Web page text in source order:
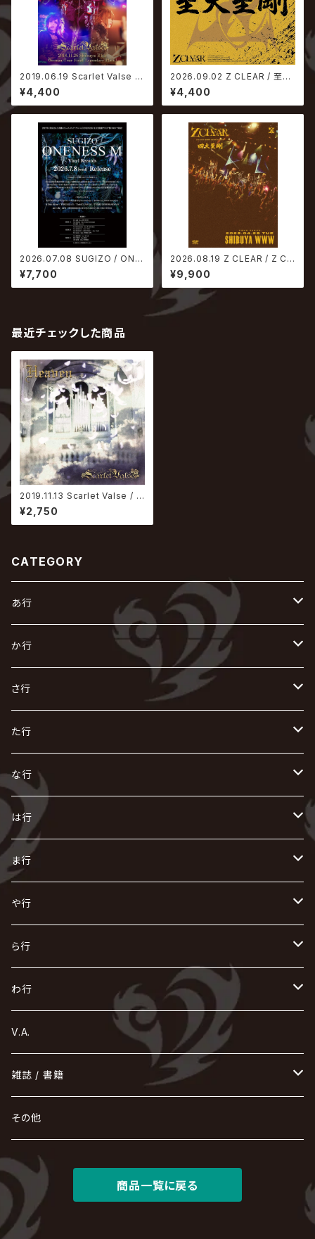
2019.06.19 Scarlet Valse /
2018.11.26 Shibuya REX On
eman Tour Final Legendar
y Place
¥4,400
2026.09.02 Z CLEAR / 至大
至剛【2ndプレス】
¥4,400
2026.07.08 SUGIZO / ONE
NESS M【生産限定アナログ盤】
¥7,700
2026.08.19 Z CLEAR / Z CL
EAR 5大都市 ONEMAN TOU
R 『四大至剛』 TOUR FINAL a
t SHIBUYA WWW 2026.04.
28
¥9,900
最近チェックした商品
2019.11.13 Scarlet Valse / H
eaven
¥2,750
CATEGORY
あ行
あ
R指定
AIOLIN
AKIHIDE
ACME / アクメ
Azavana
Acid Black Cherry
アリス九號. / ALICE NINE. / A9
有村竜太朗
い
IKUO
exist†trace
生熊耕治
Initial'L
色々な十字架
168 / 葵-168-
う
VIRGE / ヴァージュ
Waive
Versailles
え
ACE OF SPADES
X JAPAN
お
AURORIZE
OFIAM
か行
か
怪人二十面奏
Kαin
GACKT
the GazettE
GOTCHAROCKA
cali≠gari
河村隆一
き
KISAKI
キズ
KIRITO / キリト
己龍
く
Crack6
グラビティ
黒夢
け
[ kei ] / 圭
仮病
こ
GOATBED
ゴールデンボンバー
さ行
さ
ザアザア
The THIRTEEN
Psycho le Cému
XANVALA
し
Zeke Deux
Z CLEAR
ジグソウ
シド
JAKIGAN MEISTER
Chanty
す
Z CLEAR
超ジャシー
SPLENDID GOD GIRAFFE
SLAPSLY / CHIYU
せ
ゼラ
零[Hz]
そ
SOPHIA
ZOMBIE / ぞんび
た行
た
DASEIN
DAIGO
逹瑯
DAVID / SUI / 縁
DARRELL
ち
CHAQLA.
つ
て
D
DIAURA
DEXCORE
TAKE NO BREAK
と
東京花嫁
Tourbillon
Dolly
TЯicKY
な行
な
NIGHTMARE
NAZARE
に
NiEL
NICOLAS
ぬ
nurié
ね
NETH PRIERE CAIN
NEVERLAND
の
NoGoD
NOCTURNAL BLOODLUST
は行
は
heidi.
H.U.G
薔薇の宮殿
BAROQUE
ひ
HERO
美炎-BIEN-
HIDE-ZOU
ビバラッシュ
ふ
Far East Dizain
Fatüm
Plastic Tree
Frantic EMIRY
へ
BabyKingdom
THE BEETHOVEN
HELLBROTH / ヘルブロス
The Benjamin
ほ
POIDOL
HOLLOWGRAM
ま行
ま
THE MICRO HEAD 4N'S
MAO / マオ from SID
マツタケワークス
摩天楼オペラ
み
未完成アリス
ミスイ
美良政次
MIRAGE
む
MUCC / ムック
め
メトロノーム
MERRY / メリー
も
THE MORTAL
MORRIE
最上川司
や行
や
ヤミテラ / 外道反逆者ヤミテラ
ゆ
YUKIYA / 藤田幸也
ユナイト
よ
ら行
ら
rice
Rides In ReVellion
La'veil MizeriA
LAB.THE BASEMENT / ラボ ザ ベヰスメント
り
Leetspeak monsters
Ricky
RENAME
LIBRAVEL / リブラヴェル
る
Ruiza
LUNA SEA
れ
0.1gの誤算
the Raid.
ろ
わ行
わ
wyse
我が為
V.A.
雑誌 / 書籍
hévn
ROCK AND READ
その他
商品一覧に戻る